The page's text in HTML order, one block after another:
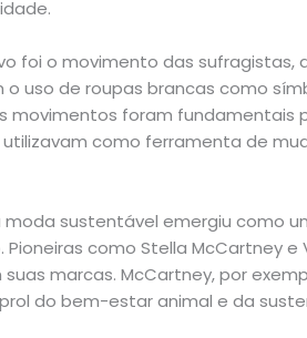
foi o movimento das
uso de roupas brancas como
movimentos foram
como ferramenta de
sustentável emergiu como
como Stella McCartney
marcas. McCartney, por
do bem-estar animal e da